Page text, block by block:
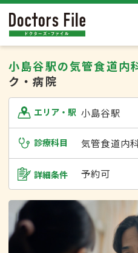
小島谷駅の気管食道内
ク・病院
エリア・駅 小島谷駅
診療科目 気管食道内
詳細条件 予約可